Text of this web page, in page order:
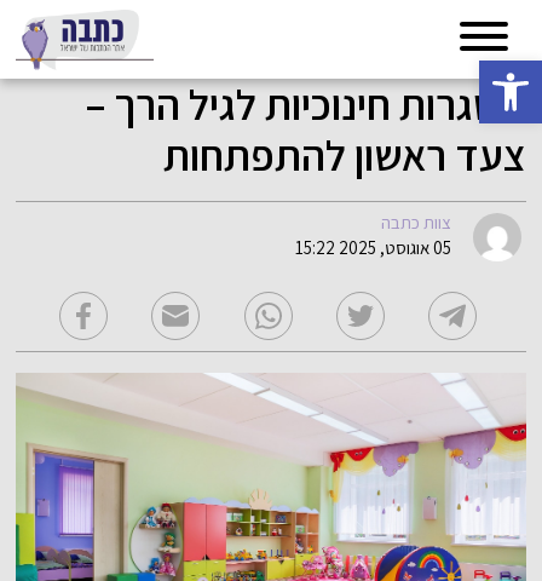
פתח סרגל נגישות
מסגרות חינוכיות לגיל הרך –
צעד ראשון להתפתחות
צוות כתבה
05 אוגוסט, 2025 15:22